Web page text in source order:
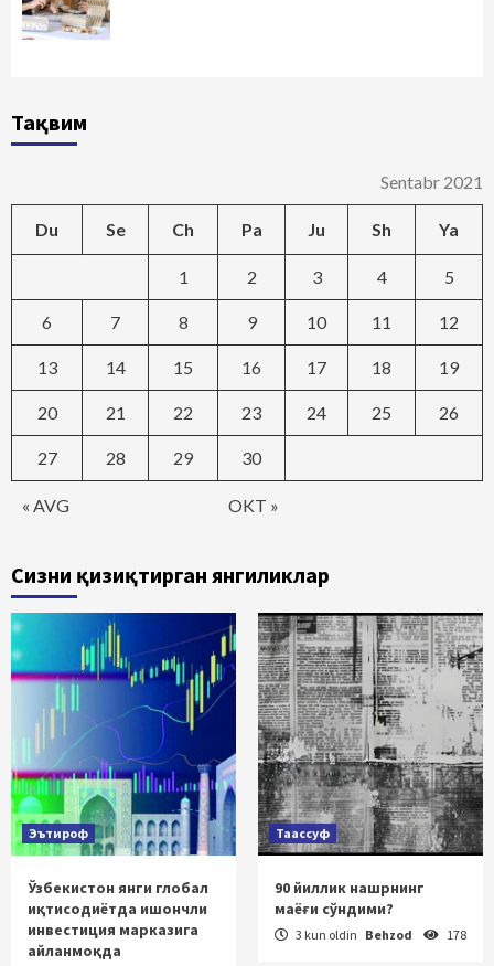
Тақвим
Sentabr 2021
Du Se Ch Pa Ju Sh Ya
« AVG OKT »
1 2 3 4 5
6 7 8 9 10 11 12
13 14 15 16 17 18 19
20 21 22 23 24 25 26
27 28 29 30
Сизни қизиқтирган янгиликлар
Эътироф
Ўзбекистон янги глобал
иқтисодиётда ишончли
инвестиция марказига
айланмоқда
Таассуф
90 йиллик нашрнинг
маёғи сўндими?
3 kun oldin Behzod 178